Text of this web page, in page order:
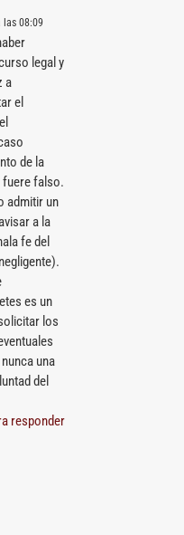
las 08:09
legal y
a
el
de la
fuere falso.
admitir un
a la
fe del
es un
los
una
del
responder